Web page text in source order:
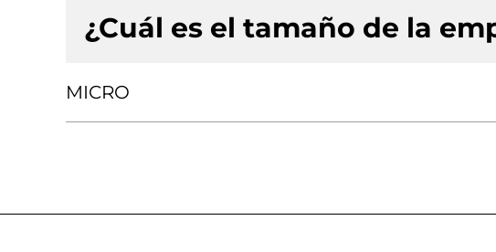
¿Cuál es el tamaño de la
MICRO